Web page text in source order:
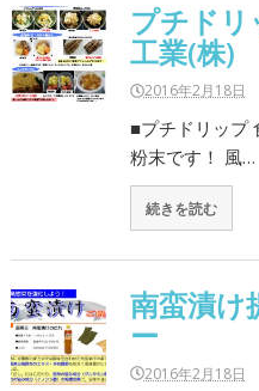
プチドリ
工業(株)
2016年2月18日
■プチドリップ
粉末です！ 風…
続きを読む
南蛮漬け
ー
2016年2月18日